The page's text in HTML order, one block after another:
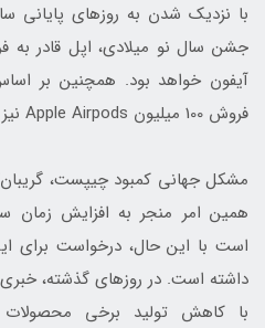
آیفون خواهد بود. همچنین بر
فروش 100 میلیون Apple Airpods نیز دست خواهد یافت.
مشکل جهانی کمبود چیپست،
همین امر منجر به افزایش
داشته است. در روزهای گذشته،
با کاهش تولید برخی محصولات